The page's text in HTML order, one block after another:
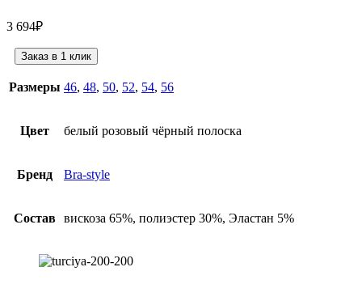
3 694₽
Заказ в 1 клик
Размеры 46, 48, 50, 52, 54, 56
Цвет белый розовый чёрный полоска
Бренд Bra-style
Состав вискоза 65%, полиэстер 30%, Эластан 5%